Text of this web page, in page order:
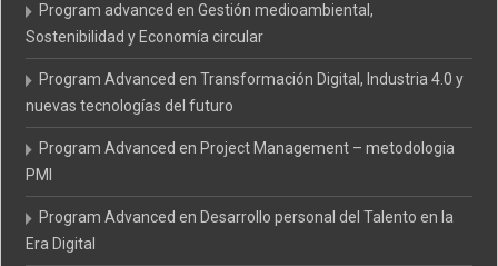
Program advanced en Gestión medioambiental,
Sostenibilidad y Economía circular
Program Advanced en Transformación Digital, Industria 4.0 y
nuevas tecnologías del futuro
Program Advanced en Project Management – metodologia
PMI
Program Advanced en Desarrollo personal del Talento en la
Era Digital